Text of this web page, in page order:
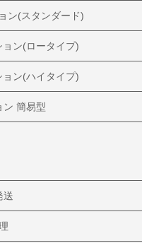
ン(スタンダード)
ン(ロータイプ)
ン(ハイタイプ)
ン 簡易型
送